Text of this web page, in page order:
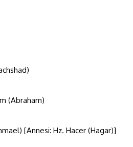
[Annesi: Hz. Hacer (Hagar)]